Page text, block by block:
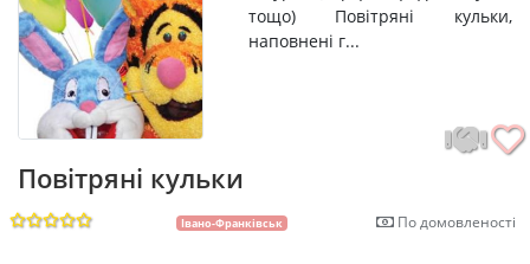
тощо) Повітряні кульки,
наповнені г...
Повітряні кульки
Івано-Франківськ По домовленості